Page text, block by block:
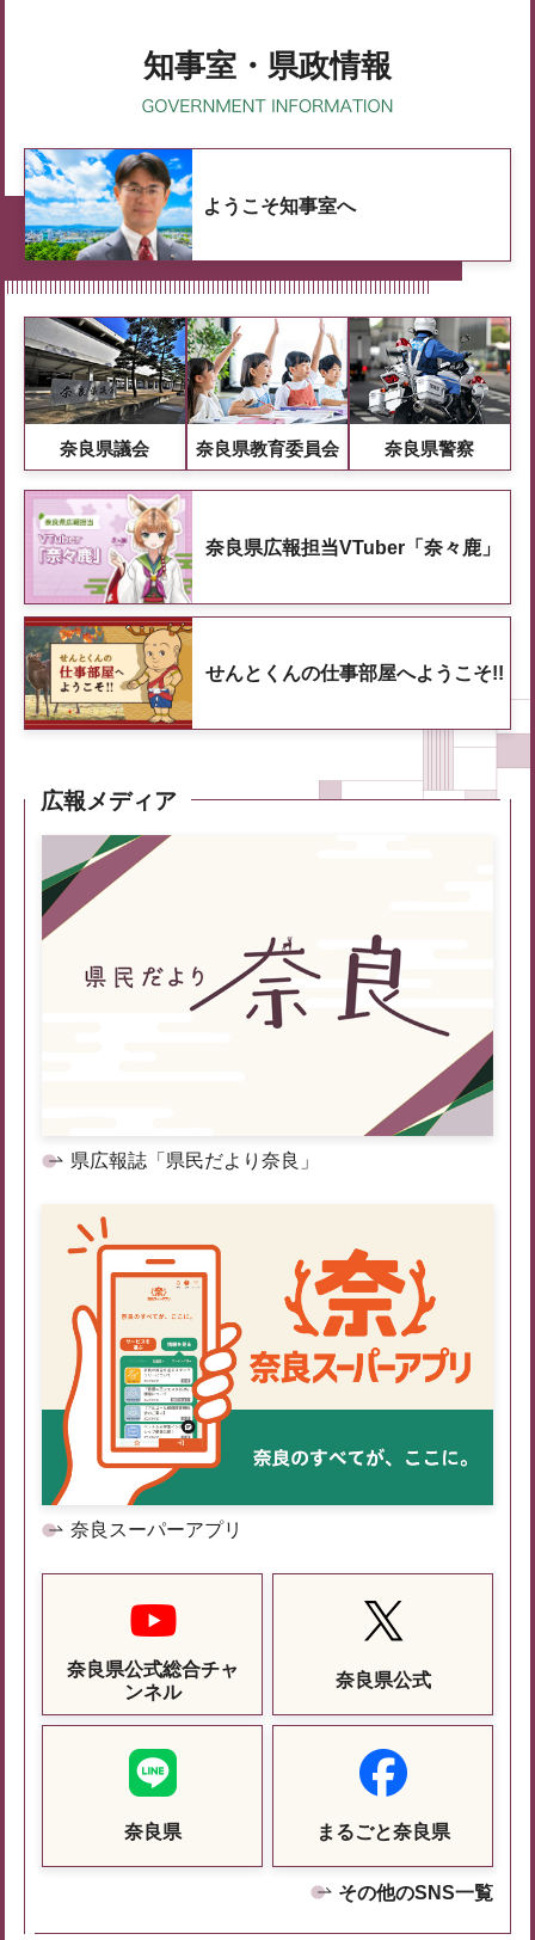
知事室・県政情報
ようこそ知事室へ
奈良県議会 奈良県教育委員会 奈良県警察
奈良県広報担当VTuber「奈々鹿」
せんとくんの仕事部屋へようこそ!!
広報メディア
県広報誌「県民だより奈良」
奈良スーパーアプリ
奈良県公式総合チャ
ンネル
奈良県公式
奈良県 まるごと奈良県
その他のSNS一覧